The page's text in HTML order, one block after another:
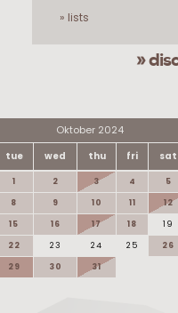
» lists
»
Oktober 2024
tue wed thu fri sat
1 2 3 4 5
8 9 10 11 12
15 16 17 18 19
22 23 24 25 26
29 30 31